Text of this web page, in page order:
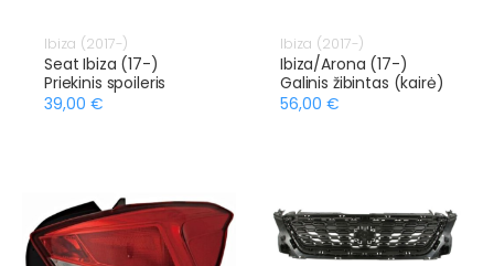
Ibiza (2017-)
Seat Ibiza (17-)
Priekinis spoileris
39,00 €
Ibiza (2017-)
Ibiza/Arona (17-)
Galinis žibintas (kairė)
56,00 €